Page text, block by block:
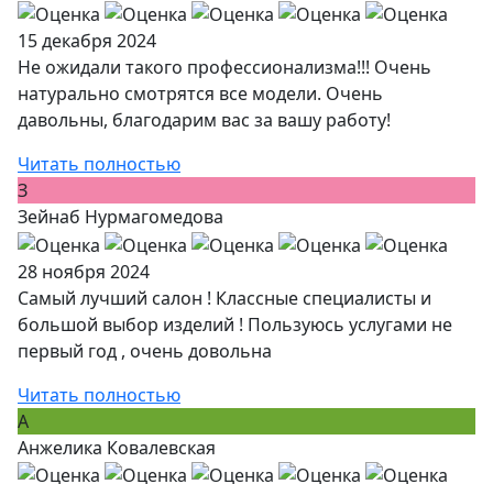
15 декабря 2024
Не ожидали такого профессионализма!!! Очень
натурально смотрятся все модели. Очень
давольны, благодарим вас за вашу работу!
Читать полностью
З
Зейнаб Нурмагомедова
28 ноября 2024
Самый лучший салон ! Классные специалисты и
большой выбор изделий ! Пользуюсь услугами не
первый год , очень довольна
Читать полностью
А
Анжелика Ковалевская